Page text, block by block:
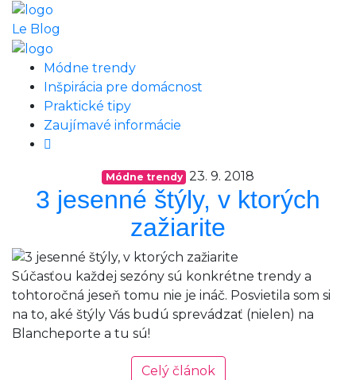
Le Blog
Módne trendy
Inšpirácia pre domácnost
Praktické tipy
Zaujímavé informácie
Módne trendy 23. 9. 2018
3 jesenné štýly, v ktorých
zažiarite
Súčasťou každej sezóny sú konkrétne trendy a
tohtoročná jeseň tomu nie je ináč. Posvietila som si
na to, aké štýly Vás budú sprevádzať (nielen) na
Blancheporte a tu sú!
Celý článok